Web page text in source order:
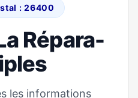
: 26400
Répara-
les informations